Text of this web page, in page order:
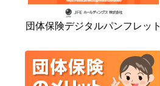
団体保険デジタルパンフレット